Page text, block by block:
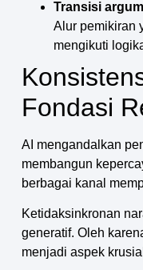
Transisi
Alur pemikiran
mengikuti
Fondasi
AI mengandalkan
membangun
berbagai kanal
Ketidaksinkronan
generatif. Oleh
menjadi aspek